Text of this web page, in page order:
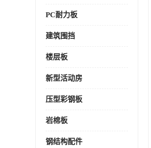
PC耐力板
建筑围挡
楼层板
新型活动房
压型彩钢板
岩棉板
钢结构配件